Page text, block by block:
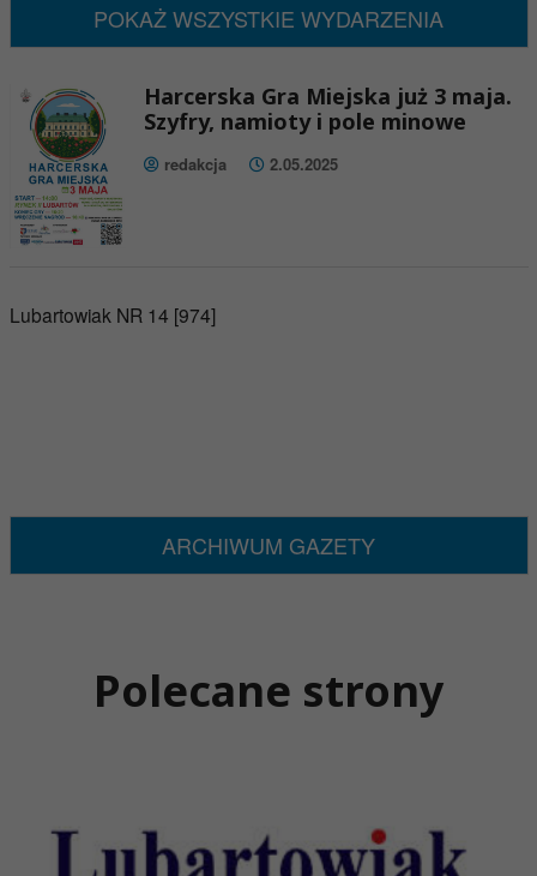
POKAŻ WSZYSTKIE WYDARZENIA
Harcerska Gra Miejska już 3 maja.
Szyfry, namioty i pole minowe
redakcja 2.05.2025
Lubartowiak NR 14 [974]
ARCHIWUM GAZETY
Polecane strony